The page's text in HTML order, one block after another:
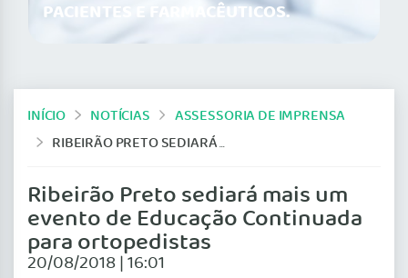
PACIENTES E FARMACÊUTICOS.
INÍCIO NOTÍCIAS
ASSESSORIA DE IMPRENSA
RIBEIRÃO PRETO SEDIARÁ MAIS UM EVENTO DE EDUCAÇÃO CONTINUADA PARA ORTOPEDISTAS
Ribeirão Preto sediará mais um
evento de Educação Continuada
para ortopedistas
20/08/2018 | 16:01